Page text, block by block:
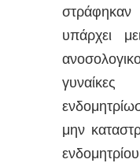
υπάρχει
μην